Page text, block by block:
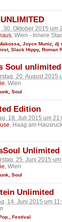
30. Oktober 2015 um
, Wien - Innere
, Joyce Muniz, dj
, Slack Hippy, Roman
Soul
20. August 2015
, Wien
Soul
Edition
18. Juli 2015 um
, Haag am
Unlimited
25. Juni 2015
, Wien
, Soul
Unlimited
14. Juni 2015 um
Festival